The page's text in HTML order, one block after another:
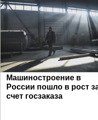
Машиностроение в
России пошло в рост
счет госзаказа